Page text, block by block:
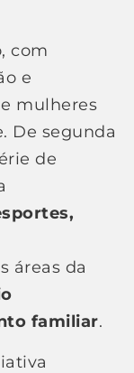
com
e
mulheres
De segunda
de
áreas da
familiar.